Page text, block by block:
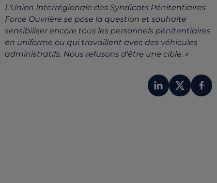
L'Union Interrégionale des Syndicats Pénitentiaires
Force Ouvrière se pose la question et souhaite
sensibiliser encore tous les personnels pénitentiaires
en uniforme ou qui travaillent avec des véhicules
administratifs. Nous refusons d'être une cible. »